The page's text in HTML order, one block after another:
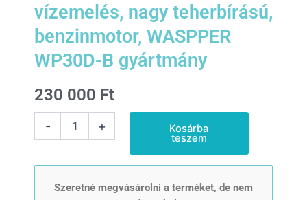
vízemelés, nagy teherbírású,
benzinmotor, WASPPER
WP30D-B gyártmány
230 000 Ft
- + Kosárba
teszem
Szeretné megvásárolni a terméket, de nem